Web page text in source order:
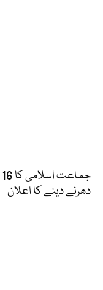
دھرنے دینے کا اعلان